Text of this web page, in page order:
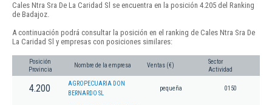
Cales Ntra Sra De La Caridad Sl se encuentra en la posición 4.205 del Ranking
de Badajoz.
A continuación podrá consultar la posición en el ranking de Cales Ntra Sra De
La Caridad Sl y empresas con posiciones similares:
Posición
Provincia
Nombre de la empresa Ventas (€)
Sector
Actividad
4.200
AGROPECUARIA DON
BERNARDO SL
pequeña 0150